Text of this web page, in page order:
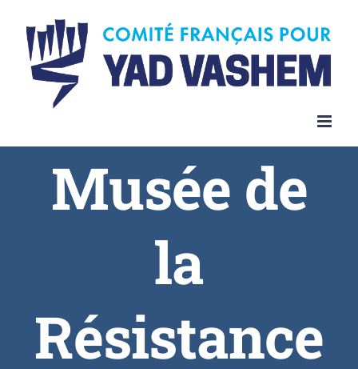
content
Musée de
la
Résistance